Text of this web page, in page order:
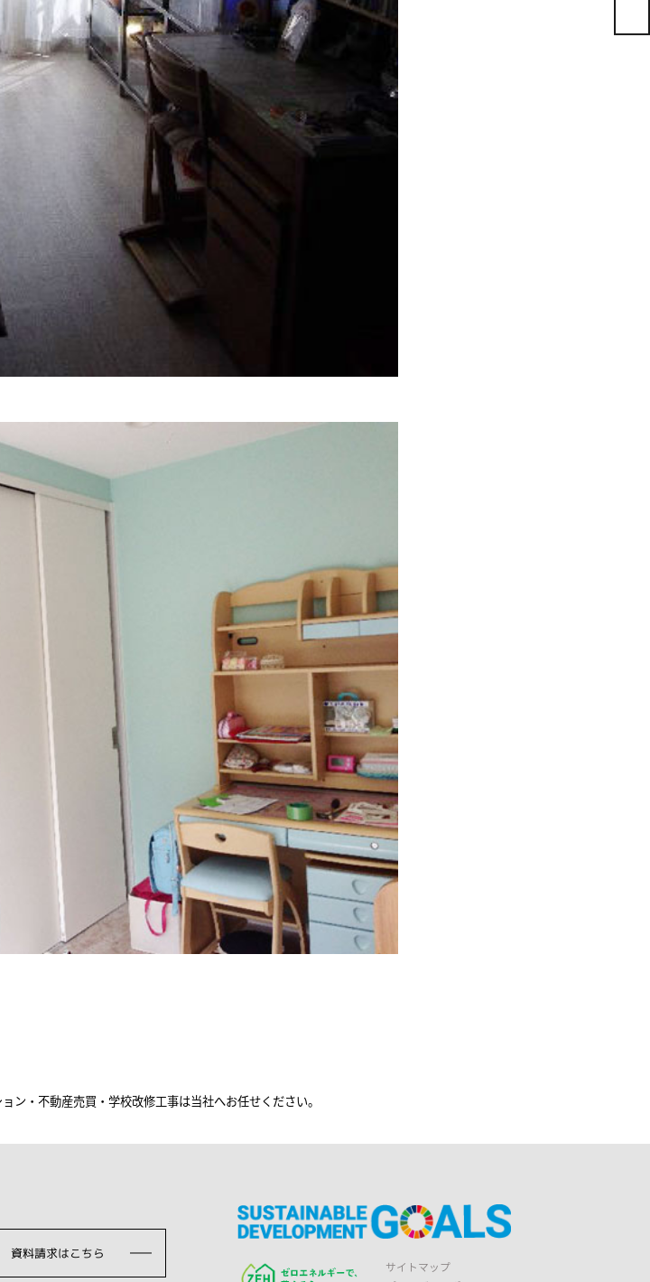
ン・不動産売買・学校改修工事は当社へお任せください。
資料請求はこちら
サイトマップ